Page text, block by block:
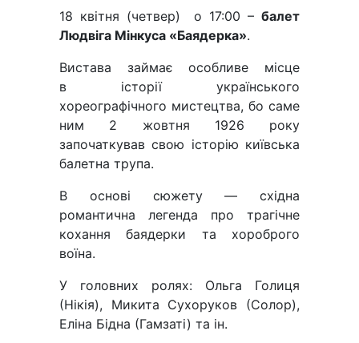
18 квітня (четвер) о 17:00 – балет
Людвіга Мінкуса «Баядерка».
Вистава займає особливе місце
в історії українського
хореографічного мистецтва, бо саме
ним 2 жовтня 1926 року
започаткував свою історію київська
балетна трупа.
В основі сюжету — східна
романтична легенда про трагічне
кохання баядерки та хороброго
воїна.
У головних ролях: Ольга Голиця
(Нікія), Микита Сухоруков (Солор),
Еліна Бідна (Гамзаті) та ін.